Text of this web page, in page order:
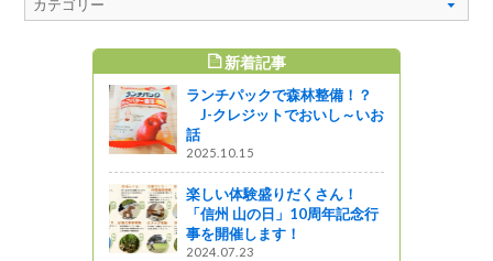
新着記事
ランチパックで森林整備！？
J-クレジットでおいし～いお
話
2025.10.15
楽しい体験盛りだくさん！
「信州 山の日」10周年記念行
事を開催します！
2024.07.23